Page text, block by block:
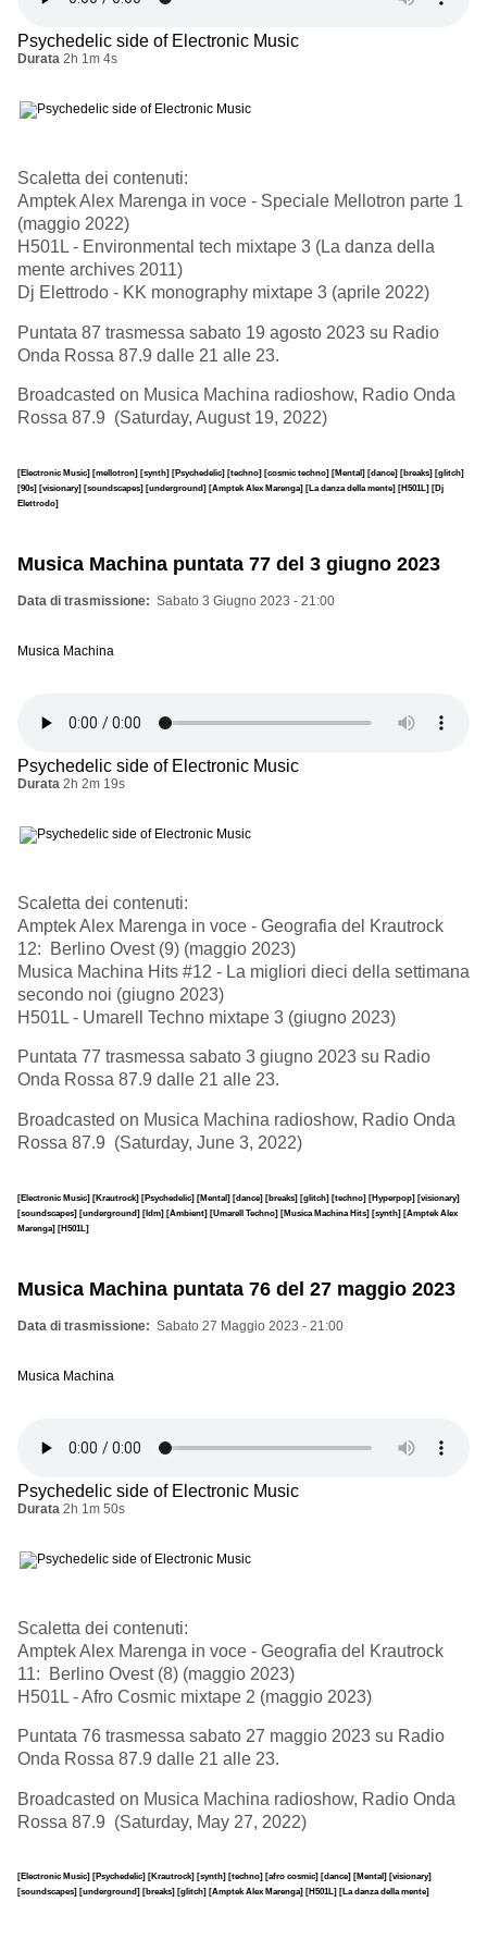
Psychedelic side of Electronic Music
Durata 2h 1m 4s
Scaletta dei contenuti:
Amptek Alex Marenga in voce - Speciale Mellotron parte 1
(maggio 2022)
H501L - Environmental tech mixtape 3 (La danza della
mente archives 2011)
Dj Elettrodo - KK monography mixtape 3 (aprile 2022)
Puntata 87 trasmessa sabato 19 agosto 2023 su Radio
Onda Rossa 87.9 dalle 21 alle 23.
Broadcasted on Musica Machina radioshow, Radio Onda
Rossa 87.9 (Saturday, August 19, 2022)
[Electronic Music] [mellotron] [synth] [Psychedelic] [techno] [cosmic techno] [Mental] [dance] [breaks] [glitch]
[90s] [visionary] [soundscapes] [underground] [Amptek Alex Marenga] [La danza della mente] [H501L] [Dj
Elettrodo]
Musica Machina puntata 77 del 3 giugno 2023
Data di trasmissione Sabato 3 Giugno 2023 - 21:00
Musica Machina
Psychedelic side of Electronic Music
Durata 2h 2m 19s
Scaletta dei contenuti:
Amptek Alex Marenga in voce - Geografia del Krautrock
12: Berlino Ovest (9) (maggio 2023)
Musica Machina Hits #12 - La migliori dieci della settimana
secondo noi (giugno 2023)
H501L - Umarell Techno mixtape 3 (giugno 2023)
Puntata 77 trasmessa sabato 3 giugno 2023 su Radio
Onda Rossa 87.9 dalle 21 alle 23.
Broadcasted on Musica Machina radioshow, Radio Onda
Rossa 87.9 (Saturday, June 3, 2022)
[Electronic Music] [Krautrock] [Psychedelic] [Mental] [dance] [breaks] [glitch] [techno] [Hyperpop] [visionary]
[soundscapes] [underground] [Idm] [Ambient] [Umarell Techno] [Musica Machina Hits] [synth] [Amptek Alex
Marenga] [H501L]
Musica Machina puntata 76 del 27 maggio 2023
Data di trasmissione Sabato 27 Maggio 2023 - 21:00
Musica Machina
Psychedelic side of Electronic Music
Durata 2h 1m 50s
Scaletta dei contenuti:
Amptek Alex Marenga in voce - Geografia del Krautrock
11: Berlino Ovest (8) (maggio 2023)
H501L - Afro Cosmic mixtape 2 (maggio 2023)
Puntata 76 trasmessa sabato 27 maggio 2023 su Radio
Onda Rossa 87.9 dalle 21 alle 23.
Broadcasted on Musica Machina radioshow, Radio Onda
Rossa 87.9 (Saturday, May 27, 2022)
[Electronic Music] [Psychedelic] [Krautrock] [synth] [techno] [afro cosmic] [dance] [Mental] [visionary]
[soundscapes] [underground] [breaks] [glitch] [Amptek Alex Marenga] [H501L] [La danza della mente]